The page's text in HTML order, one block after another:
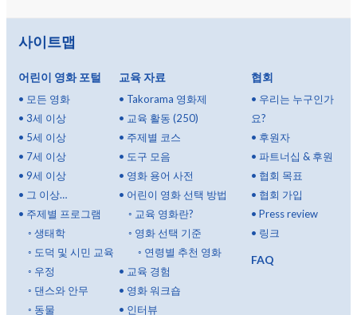
사이트맵
어린이 영화 포털
• 모든 영화
• 3세 이상
• 5세 이상
• 7세 이상
• 9세 이상
• 그 이상…
• 주제별 프로그램
◦ 생태학
◦ 도덕 및 시민 교육
◦ 우정
◦ 댄스와 안무
◦ 동물
교육 자료
• Takorama 영화제
• 교육 활동 (250)
• 주제별 코스
• 도구 모음
• 영화 용어 사전
• 어린이 영화 선택 방법
◦ 교육 영화란?
◦ 영화 선택 기준
◦ 연령별 추천 영화
• 교육 경험
• 영화 워크숍
• 인터뷰
협회
• 우리는 누구인가
요?
• 후원자
•파트너십 & 후원
• 협회 목표
• 협회 가입
•Press review
• 링크
FAQ